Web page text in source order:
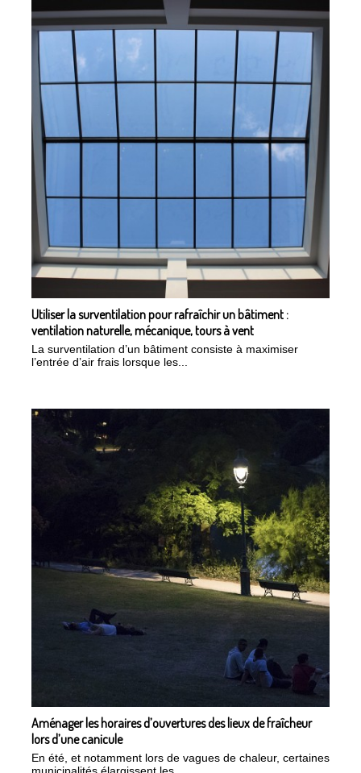
Utiliser la surventilation pour rafraîchir un bâtiment :
ventilation naturelle, mécanique, tours à vent
La surventilation d’un bâtiment consiste à maximiser
l’entrée d’air frais lorsque les...
Aménager les horaires d’ouvertures des lieux de fraîcheur
lors d’une canicule
En été, et notamment lors de vagues de chaleur, certaines